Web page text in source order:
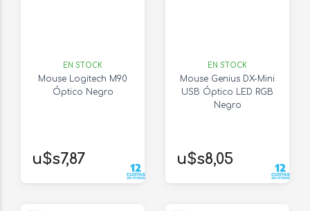
EN STOCK
Mouse Logitech M90
Óptico Negro
u$s7,87
EN STOCK
Mouse Genius DX-Mini
USB Óptico LED RGB
Negro
u$s8,05